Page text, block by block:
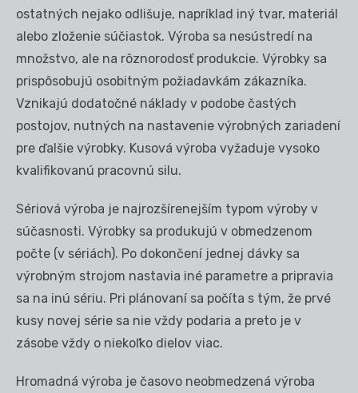
ostatných nejako odlišuje, napríklad iný tvar, materiál
alebo zloženie súčiastok. Výroba sa nesústredí na
množstvo, ale na rôznorodosť produkcie. Výrobky sa
prispôsobujú osobitným požiadavkám zákazníka.
Vznikajú dodatočné náklady v podobe častých
postojov, nutných na nastavenie výrobných zariadení
pre ďalšie výrobky. Kusová výroba vyžaduje vysoko
kvalifikovanú pracovnú silu.
Sériová výroba je najrozšírenejším typom výroby v
súčasnosti. Výrobky sa produkujú v obmedzenom
počte (v sériách). Po dokončení jednej dávky sa
výrobným strojom nastavia iné parametre a pripravia
sa na inú sériu. Pri plánovaní sa počíta s tým, že prvé
kusy novej série sa nie vždy podaria a preto je v
zásobe vždy o niekoľko dielov viac.
Hromadná výroba je časovo neobmedzená výroba